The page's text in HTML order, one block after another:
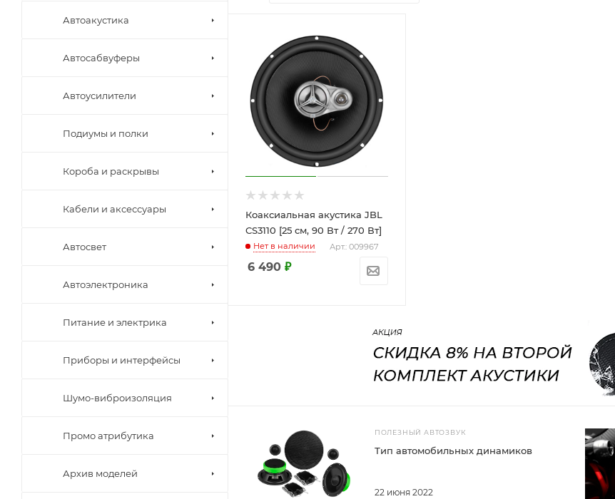
Коаксиальная акустика JBL
CS3110 [25 см, 90 Вт / 270 Вт]
Нет в наличии Арт.: 009967
6 490 ₽
ПОЛЕЗНЫЙ АВТОЗВУК
22 июня 2022
Тип автомобильных динамиков
Автоакустика
Автосабвуферы
Автоусилители
Подиумы и полки
Короба и раскрывы
Кабели и аксессуары
Автосвет
Автоэлектроника
Питание и электрика
Приборы и интерфейсы
Шумо-виброизоляция
Промо атрибутика
Архив моделей